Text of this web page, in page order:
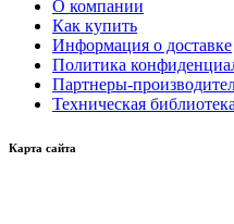
О компании
Как купить
Информация о доставке
Политика
Партнеры-
Техническая библиотека
Карта сайта